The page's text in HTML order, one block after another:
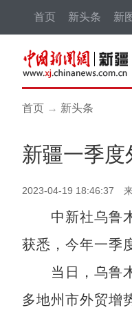
首页 新头条 新
首页 → 新头条
新疆一季
2023-04-19 18:46:37
中新社乌鲁木
获悉，今年一季
当日，乌鲁木
多地州市外贸增